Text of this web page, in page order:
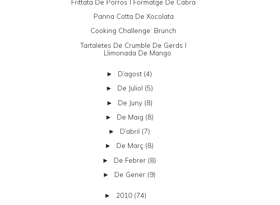
Frittata De Porros I Formatge De Cabra
Panna Cotta De Xocolata
Cooking Challenge: Brunch
Tartaletes De Crumble De Gerds I
Llimonada De Mango
► D’agost (4)
► De Juliol (5)
► De Juny (8)
► De Maig (8)
► D’abril (7)
► De Març (8)
► De Febrer (8)
► De Gener (9)
► 2010 (74)